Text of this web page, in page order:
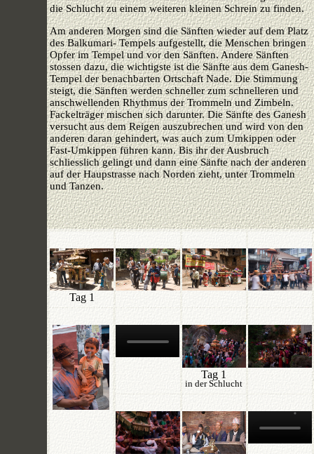
die Schlucht zu einem weiteren kleinen Schrein zu finden.
Am anderen Morgen sind die Sänften wieder auf dem Platz
des Balkumari- Tempels aufgestellt, die Menschen bringen
Opfer im Tempel und vor den Sänften. Andere Sänften
stossen dazu, die wichtigste ist die Sänfte aus dem Ganesh-
Tempel der benachbarten Ortschaft Nade. Die Stimmung
steigt, die Sänften werden schneller zum schnelleren und
anschwellenden Rhythmus der Trommeln und Zimbeln.
Fackelträger mischen sich darunter. Die Sänfte des Ganesh
versucht aus dem Reigen auszubrechen und wird von den
anderen daran gehindert, was auch zum Umkippen oder
Fast-Umkippen führen kann. Bis ihr der Ausbruch
schliesslich gelingt und dann eine Sänfte nach der anderen
auf der Haupstrasse nach Norden zieht, unter Trommeln
und Tanzen.
Tag 1
Tag 1
in der Schlucht